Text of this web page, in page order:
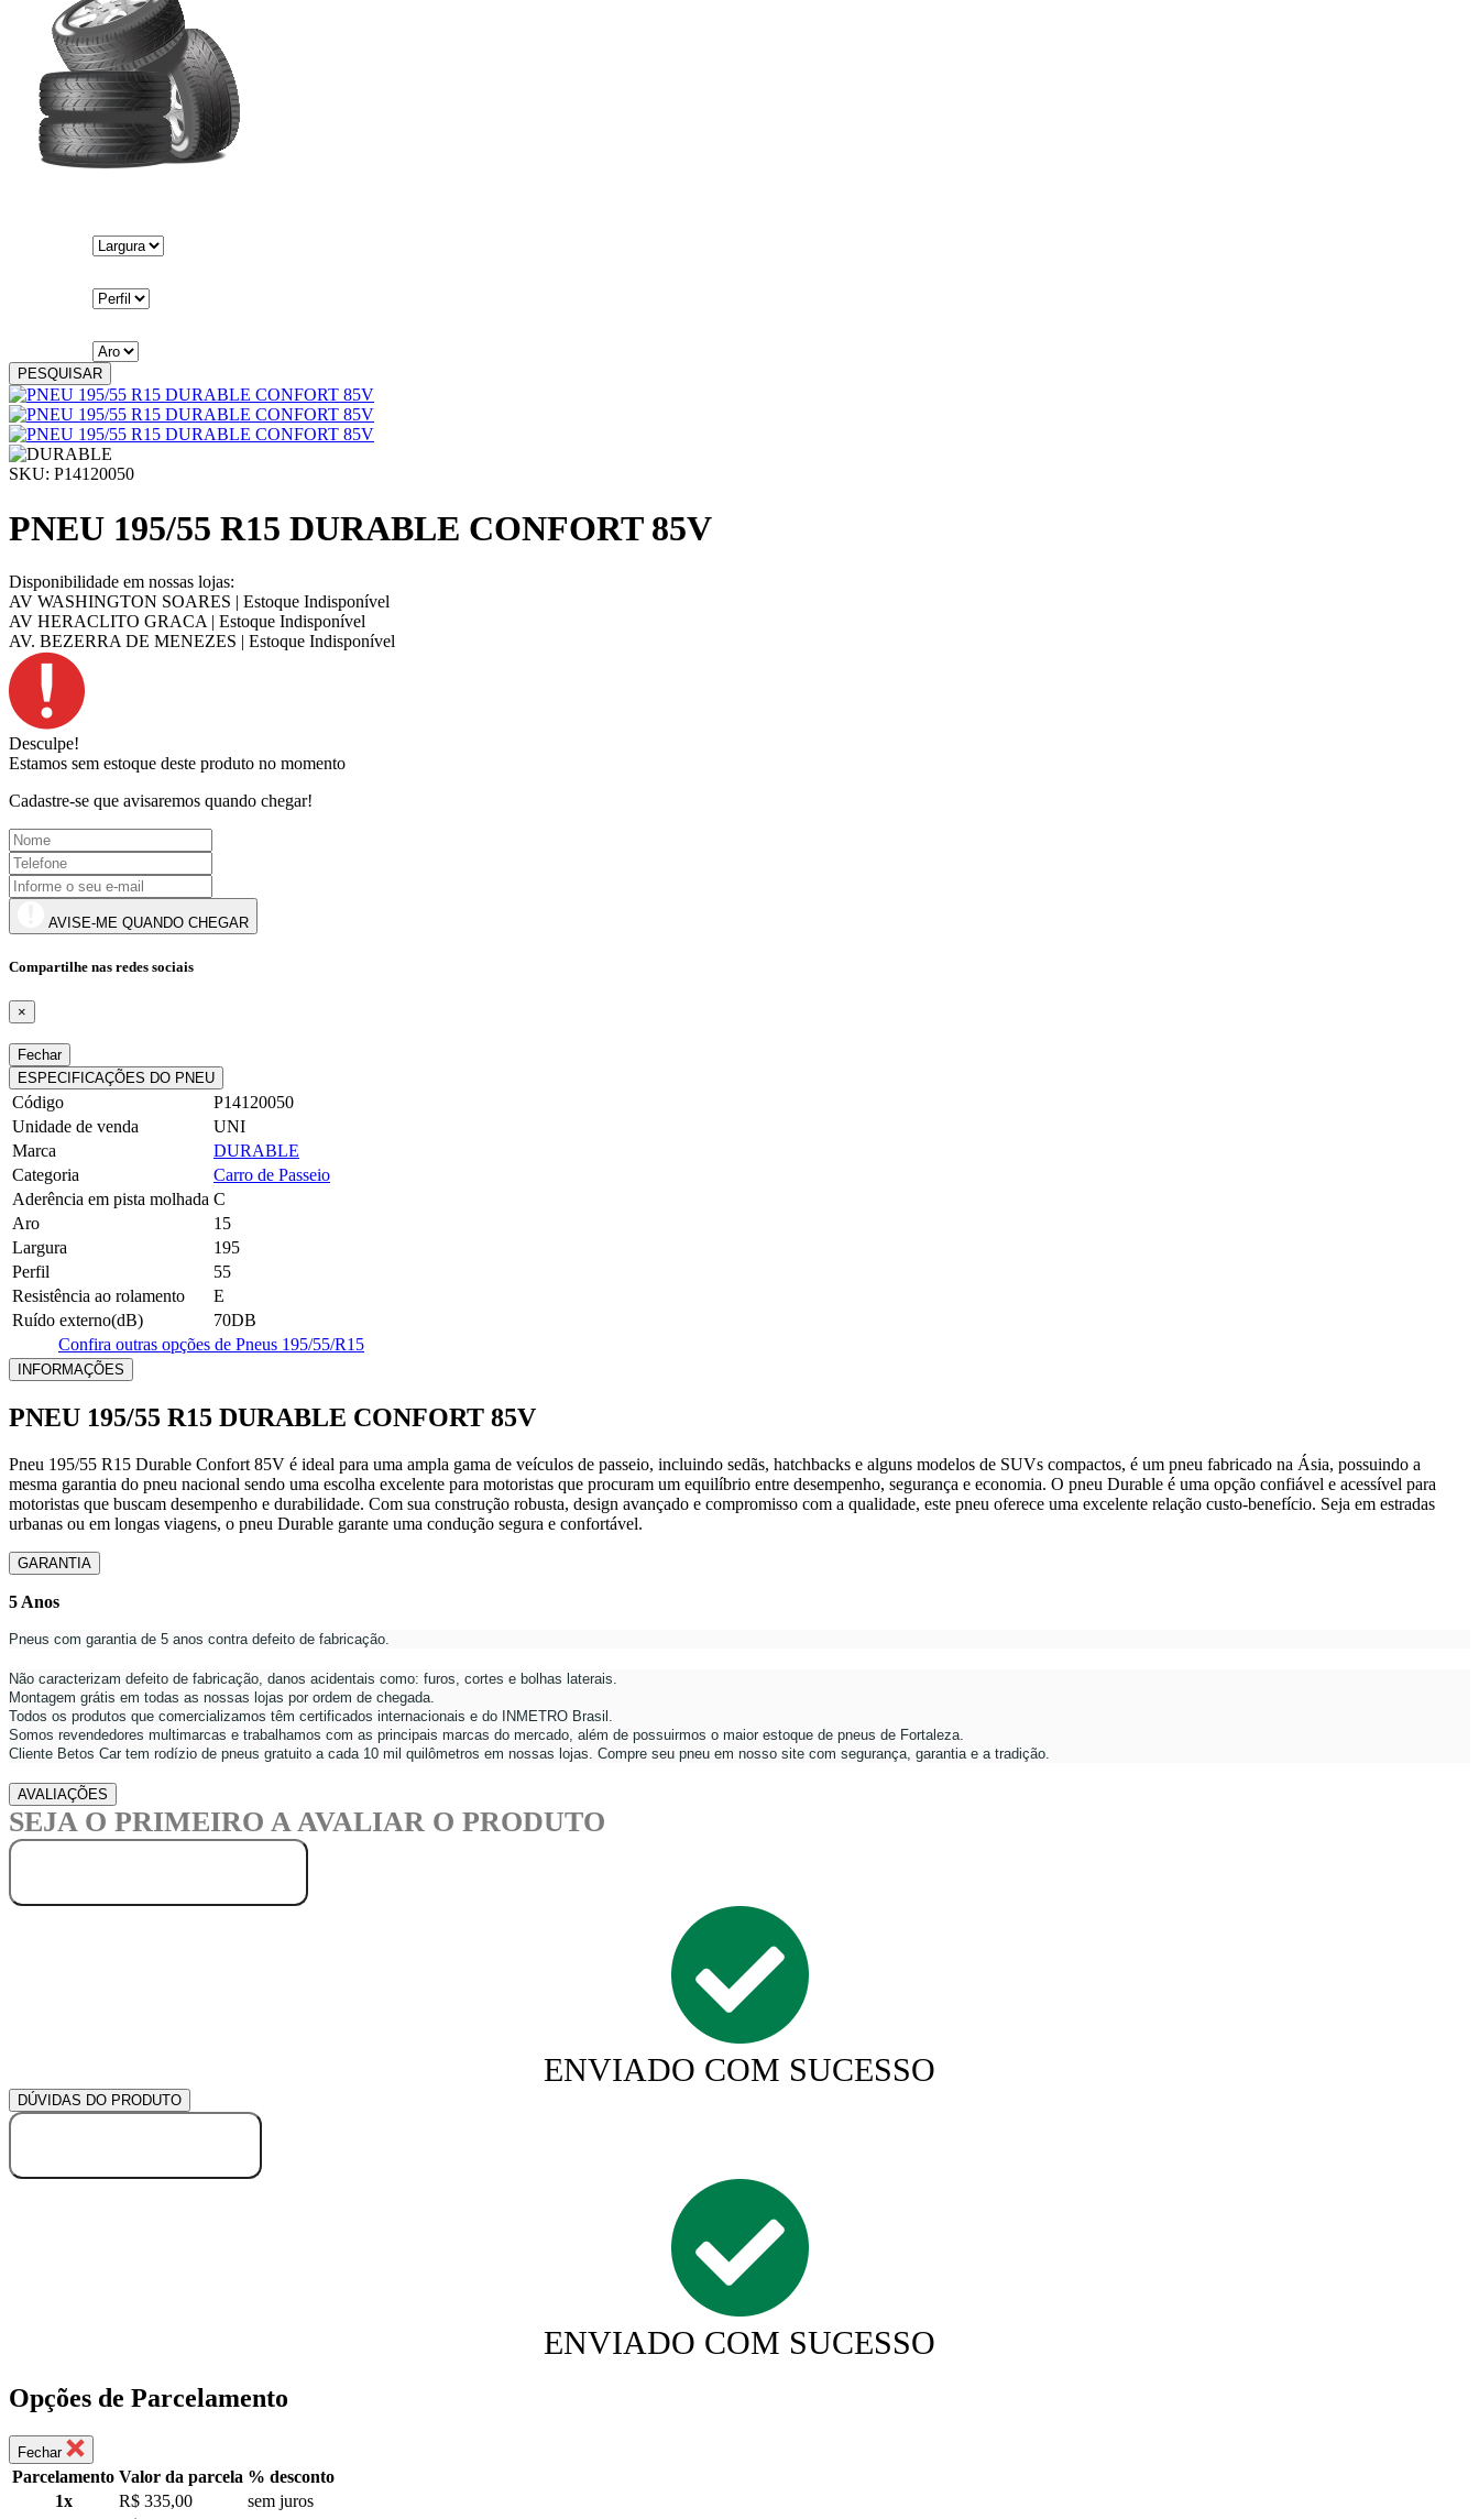
PESQUISAR
SKU: P14120050
PNEU 195/55 R15 DURABLE CONFORT 85V
Disponibilidade em nossas lojas:
AV WASHINGTON SOARES | Estoque Indisponível
AV HERACLITO GRACA | Estoque Indisponível
AV. BEZERRA DE MENEZES | Estoque Indisponível
Desculpe!
Estamos sem estoque deste produto no momento
Cadastre-se que avisaremos quando chegar!
AVISE-ME QUANDO CHEGAR
Compartilhe nas redes sociais
×
Fechar
ESPECIFICAÇÕES DO PNEU
Código
P14120050
Unidade de venda
UNI
Marca
DURABLE
Categoria
Carro de Passeio
Aderência em pista molhada C
Aro
15
Largura
195
Perfil
55
Resistência ao rolamento
E
Ruído externo(dB)
70DB
Confira outras opções de Pneus 195/55/R15
INFORMAÇÕES
PNEU 195/55 R15 DURABLE CONFORT 85V
Pneu 195/55 R15 Durable Confort 85V é ideal para uma ampla gama de veículos de passeio, incluindo sedãs, hatchbacks e alguns modelos de SUVs compactos, é um pneu fabricado na Ásia, possuindo a
mesma garantia do pneu nacional sendo uma escolha excelente para motoristas que procuram um equilíbrio entre desempenho, segurança e economia. O pneu Durable é uma opção confiável e acessível para
motoristas que buscam desempenho e durabilidade. Com sua construção robusta, design avançado e compromisso com a qualidade, este pneu oferece uma excelente relação custo-benefício. Seja em estradas
urbanas ou em longas viagens, o pneu Durable garante uma condução segura e confortável.
GARANTIA
5 Anos
Pneus com garantia de 5 anos contra defeito de fabricação.
Não caracterizam defeito de fabricação, danos acidentais como: furos, cortes e bolhas laterais.
Montagem grátis em todas as nossas lojas por ordem de chegada.
Todos os produtos que comercializamos têm certificados internacionais e do INMETRO Brasil.
Somos revendedores multimarcas e trabalhamos com as principais marcas do mercado, além de possuirmos o maior estoque de pneus de Fortaleza.
Cliente Betos Car tem rodízio de pneus gratuito a cada 10 mil quilômetros em nossas lojas. Compre seu pneu em nosso site com segurança, garantia e a tradição.
AVALIAÇÕES
SEJA O PRIMEIRO A AVALIAR O PRODUTO
ENVIADO COM SUCESSO
DÚVIDAS DO PRODUTO
ENVIADO COM SUCESSO
Opções de Parcelamento
Fechar
Parcelamento Valor da parcela % desconto
1x
R$ 335,00
sem juros